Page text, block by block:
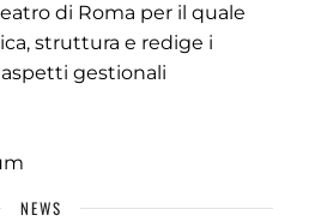
di Roma per il quale
struttura e redige i
gestionali
NEWS